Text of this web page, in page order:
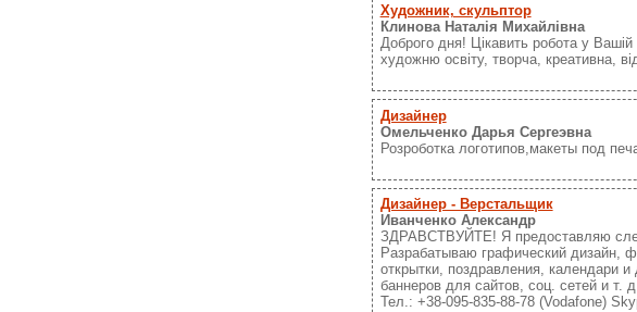
Художник, скульптор
Клинова Наталія Михайлівна
Доброго дня! Цікавить робота у
художню освіту, творча, креативна,
Дизайнер
Омельченко Дарья Сергеэвна
Розроботка логотипов,макеты под
Дизайнер - Верстальщик
Иванченко Александр
ЗДРАВСТВУЙТЕ! Я предоставляю
Разрабатываю графический дизайн,
открытки, поздравления, календари
баннеров для сайтов, соц. сетей и
Тел.: +38-095-835-88-78 (Vodafone)